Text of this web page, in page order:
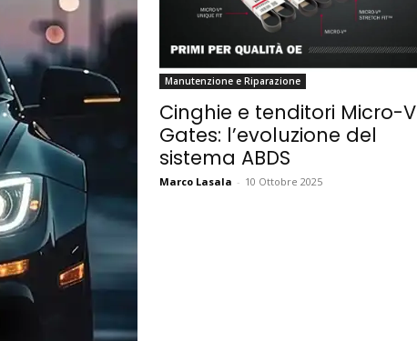
Manutenzione e Riparazione
Cinghie e tenditori Micro-V
Gates: l’evoluzione del
sistema ABDS
Marco Lasala - 10 Ottobre 2025